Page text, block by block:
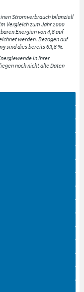
Stromverbrauch bilanziell
Vergleich zum Jahr 2000
Energien von 4,8 auf
werden. Bezogen auf
sind dies bereits 63,8 %.
in Ihrer
noch nicht alle Daten